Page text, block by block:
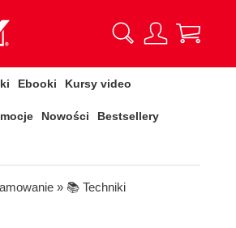
Ebooki Kursy video
Nowości Bestsellery
» 📚 Techniki